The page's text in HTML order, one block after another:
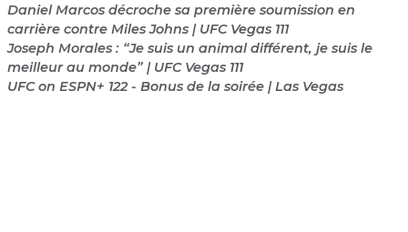
Daniel Marcos décroche sa première soumission en
carrière contre Miles Johns | UFC Vegas 111
Joseph Morales : “Je suis un animal différent, je suis le
meilleur au monde” | UFC Vegas 111
UFC on ESPN+ 122 - Bonus de la soirée | Las Vegas